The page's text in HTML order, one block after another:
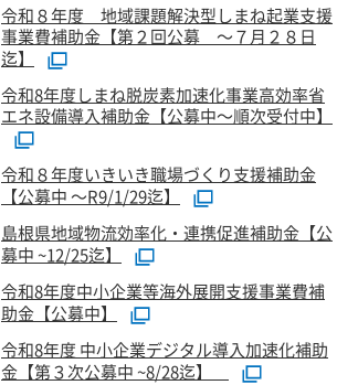
令和８年度 地域課題解決型しまね起業支援
事業費補助金【第２回公募 ～７月２８日
迄】
令和8年度しまね脱炭素加速化事業高効率省
エネ設備導入補助金【公募中～順次受付中】
令和８年度いきいき職場づくり支援補助金
【公募中 ～R9/1/29迄】
島根県地域物流効率化・連携促進補助金【公
募中 ~12/25迄】
令和8年度中小企業等海外展開支援事業費補
助金【公募中】
令和8年度 中小企業デジタル導入加速化補助
金【第３次公募中 ~8/28迄】